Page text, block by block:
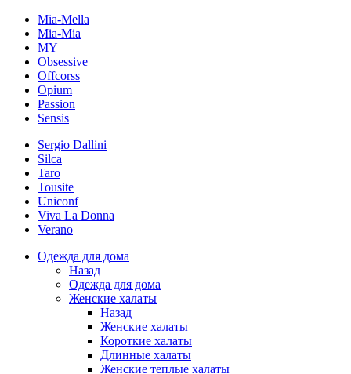
Mia-Mella
Mia-Mia
MY
Obsessive
Offcorss
Opium
Passion
Sensis
Sergio Dallini
Silca
Taro
Tousite
Uniconf
Viva La Donna
Verano
Одежда для дома
Назад
Одежда для дома
Женские халаты
Назад
Женские халаты
Короткие халаты
Длинные халаты
Женские теплые халаты